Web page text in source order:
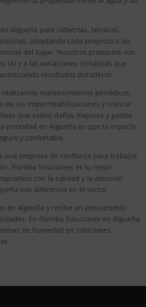
Algueña para cubiertas, terrazas,
adaptando cada proyecto a las
del lugar. Nuestros productos son
UV y a las variaciones climáticas que
resultados duraderos.
realizamos mantenimientos periódicos
de las impermeabilizaciones y realizar
que eviten daños mayores y gastos
prioridad en Algueña es que tu espacio
y confortable.
una empresa de confianza para trabajos
Floridia Soluciones es tu mejor
con la calidad y la atención
nos diferencia en el sector.
en Algueña y recibe un presupuesto
En Floridia Soluciones en Algueña
de humedad en soluciones